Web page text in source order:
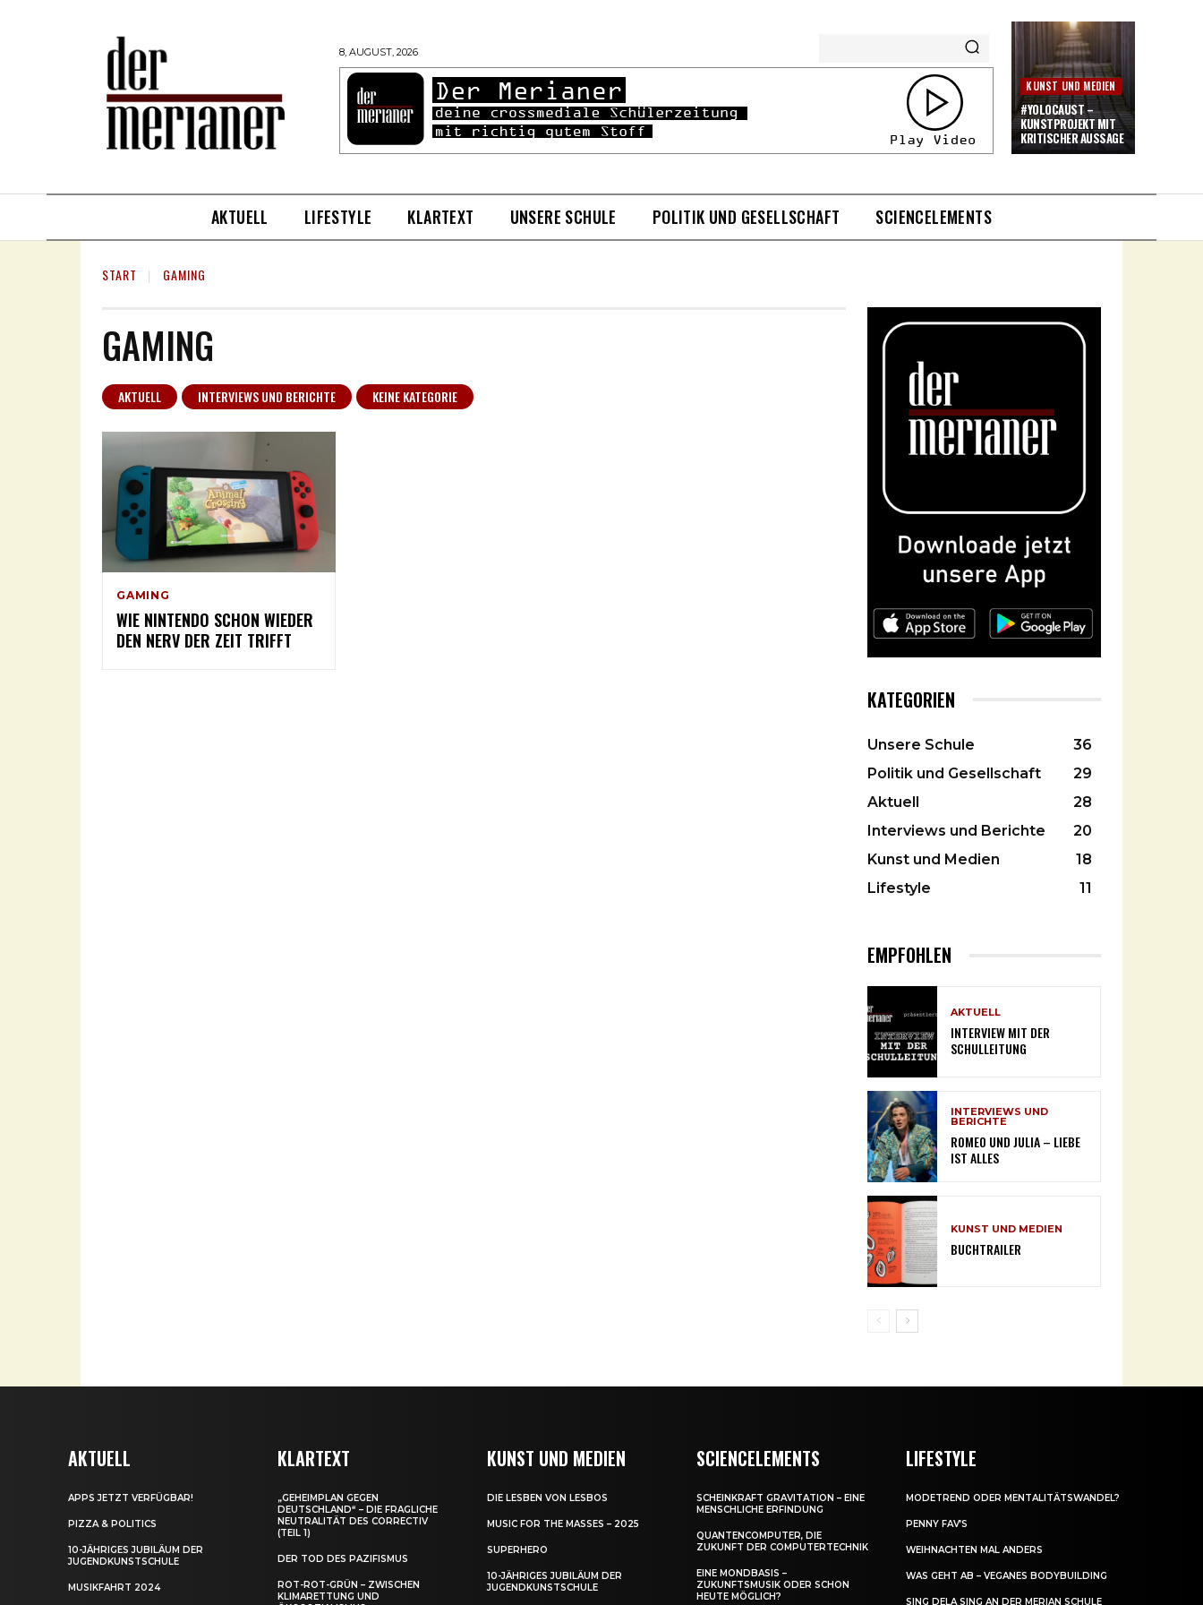
8, AUGUST, 2026
KUNST UND MEDIEN
#YOLOCAUST –
KUNSTPROJEKT MIT
KRITISCHER AUSSAGE
AKTUELL LIFESTYLE KLARTEXT UNSERE SCHULE POLITIK UND GESELLSCHAFT SCIENCELEMENTS
START GAMING
GAMING
AKTUELL INTERVIEWS UND BERICHTE KEINE KATEGORIE
GAMING
WIE NINTENDO SCHON WIEDER
DEN NERV DER ZEIT TRIFFT
KATEGORIEN
Unsere Schule
36
Politik und Gesellschaft
29
Aktuell
28
Interviews und Berichte
20
Kunst und Medien
18
Lifestyle
11
EMPFOHLEN
AKTUELL
INTERVIEW MIT DER
SCHULLEITUNG
INTERVIEWS UND
BERICHTE
ROMEO UND JULIA – LIEBE
IST ALLES
KUNST UND MEDIEN
BUCHTRAILER
AKTUELL
APPS JETZT VERFÜGBAR!
PIZZA & POLITICS
10-JÄHRIGES JUBILÄUM DER
JUGENDKUNSTSCHULE
MUSIKFAHRT 2024
KLARTEXT
„GEHEIMPLAN GEGEN
DEUTSCHLAND“ – DIE FRAGLICHE
NEUTRALITÄT DES CORRECTIV
(TEIL 1)
DER TOD DES PAZIFISMUS
ROT-ROT-GRÜN – ZWISCHEN
KLIMARETTUNG UND
KUNST UND MEDIEN
DIE LESBEN VON LESBOS
MUSIC FOR THE MASSES – 2025
SUPERHERO
10-JÄHRIGES JUBILÄUM DER
JUGENDKUNSTSCHULE
SCIENCELEMENTS
SCHEINKRAFT GRAVITATION – EINE
MENSCHLICHE ERFINDUNG
QUANTENCOMPUTER, DIE
ZUKUNFT DER COMPUTERTECHNIK
EINE MONDBASIS –
ZUKUNFTSMUSIK ODER SCHON
HEUTE MÖGLICH?
LIFESTYLE
MODETREND ODER MENTALITÄTSWANDEL?
PENNY FAV’S
WEIHNACHTEN MAL ANDERS
WAS GEHT AB – VEGANES BODYBUILDING
SING DELA SING AN DER MERIAN SCHULE